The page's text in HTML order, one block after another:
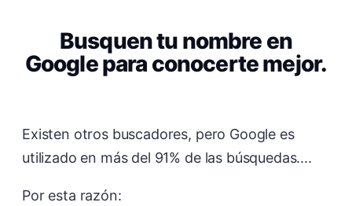
Busquen tu nombre en
Google para conocerte mejor.
Existen otros buscadores, pero Google es
utilizado en más del 91% de las búsquedas....
Por esta razón: